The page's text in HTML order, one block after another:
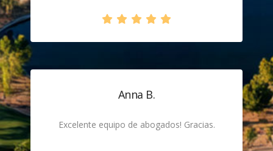
Anna B.
Excelente equipo de abogados! Gracias.